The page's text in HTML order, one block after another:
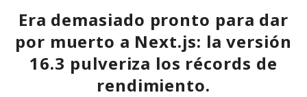
través de Palo Alto Networks
12:43 / 07.08.2026
Era demasiado pronto para dar
por muerto a Next.js: la versión
16.3 pulveriza los récords de
rendimiento.